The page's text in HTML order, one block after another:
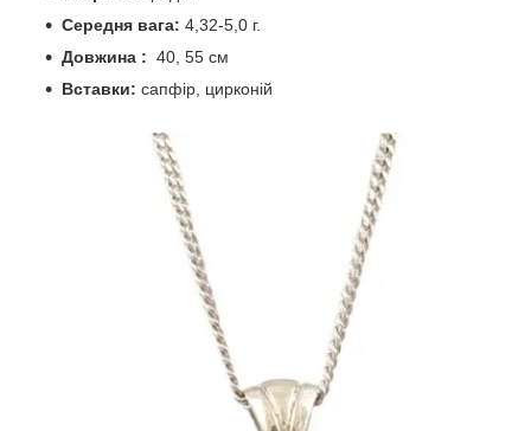
Середня вага: 4,32-5,0 г.
Довжина : 40, 55 см
Вставки: сапфір, цирконій